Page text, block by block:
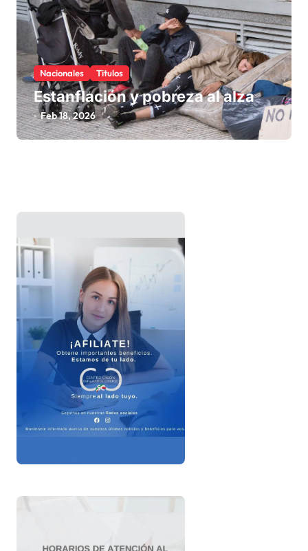
Nacionales Titulos
Estanflación y pobreza al alza
Feb 18, 2026